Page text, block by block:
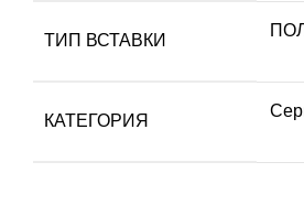
ТИП ВСТАВКИ
КАТЕГОРИЯ